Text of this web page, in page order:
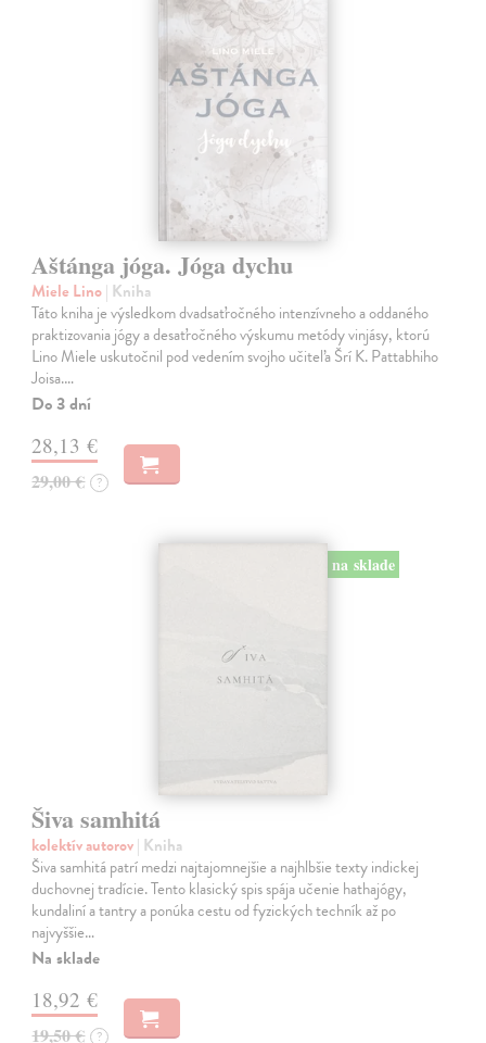
Aštánga jóga. Jóga dychu
Miele Lino| Kniha
Táto kniha je výsledkom dvadsaťročného intenzívneho a oddaného
praktizovania jógy a desaťročného výskumu metódy vinjásy, ktorú
Lino Miele uskutočnil pod vedením svojho učiteľa Šrí K. Pattabhiho
Joisa.…
Do 3 dní
28,13 €
29,00 € ?
na sklade
Šiva samhitá
kolektív autorov| Kniha
Šiva samhitá patrí medzi najtajomnejšie a najhlbšie texty indickej
duchovnej tradície. Tento klasický spis spája učenie hathajógy,
kundaliní a tantry a ponúka cestu od fyzických techník až po
najvyššie…
Na sklade
18,92 €
19,50 € ?